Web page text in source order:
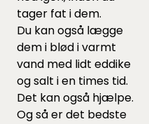
tager fat i dem.
Du kan også lægge
dem i blød i varmt
vand med lidt eddike
og salt i en times tid.
Det kan også hjælpe.
Og så er det bedste